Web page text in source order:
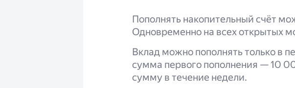
Пополнять накопительный счёт
Одновременно на всех открытых
Вклад можно пополнять только в
сумма первого пополнения — 10
сумму в течение недели.